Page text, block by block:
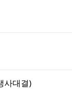
사대결)